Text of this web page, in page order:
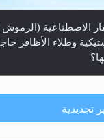
الاصطناعية (الرموش
وطلاء الأظافر
تجديدية